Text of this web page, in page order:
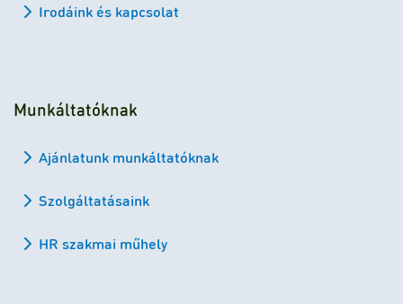
Irodáink és kapcsolat
Munkáltatóknak
Ajánlatunk munkáltatóknak
Szolgáltatásaink
HR szakmai műhely